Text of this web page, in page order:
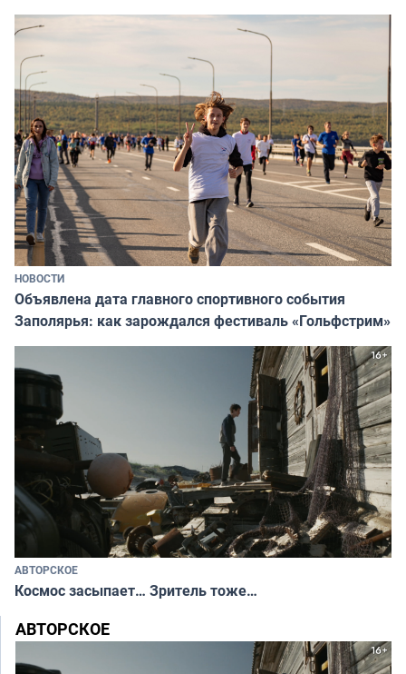
НОВОСТИ
Объявлена дата главного спортивного события
Заполярья: как зарождался фестиваль «Гольфстрим»
АВТОРСКОЕ
Космос засыпает… Зритель тоже…
АВТОРСКОЕ